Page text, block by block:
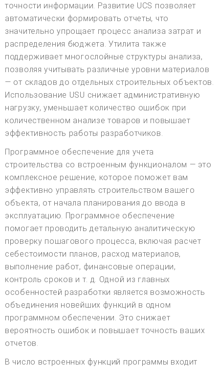
точности информации. Развитие UCS позволяет
автоматически формировать отчеты, что
значительно упрощает процесс анализа затрат и
распределения бюджета. Утилита также
поддерживает многослойные структуры анализа,
позволяя учитывать различные уровни материалов
— от складов до отдельных строительных объектов.
Использование USU снижает административную
нагрузку, уменьшает количество ошибок при
количественном анализе товаров и повышает
эффективность работы разработчиков.
Программное обеспечение для учета
строительства со встроенным функционалом — это
комплексное решение, которое поможет вам
эффективно управлять строительством вашего
объекта, от начала планирования до ввода в
эксплуатацию. Программное обеспечение
помогает проводить детальную аналитическую
проверку пошагового процесса, включая расчет
себестоимости планов, расход материалов,
выполнение работ, финансовые операции,
контроль сроков и т. д. Одной из главных
особенностей разработки является возможность
объединения новейших функций в одном
программном обеспечении. Это снижает
вероятность ошибок и повышает точность ваших
отчетов.
В число встроенных функций программы входит